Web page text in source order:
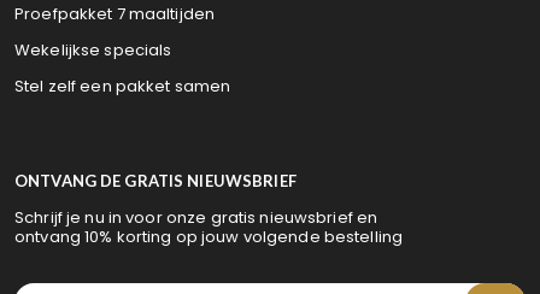
Proefpakket 7 maaltijden
Wekelijkse specials
Stel zelf een pakket samen
ONTVANG DE GRATIS NIEUWSBRIEF
Schrijf je nu in voor onze gratis nieuwsbrief en
ontvang 10% korting op jouw volgende bestelling